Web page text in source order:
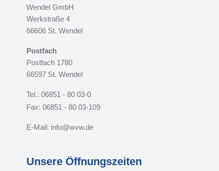
Wendel GmbH
Werkstraße 4
66606 St. Wendel
Postfach
Postfach 1780
66597 St. Wendel
Tel.: 06851 - 80 03-0
Fax: 06851 - 80 03-109
E-Mail: info@wvw.de
Unsere Öffnungszeiten